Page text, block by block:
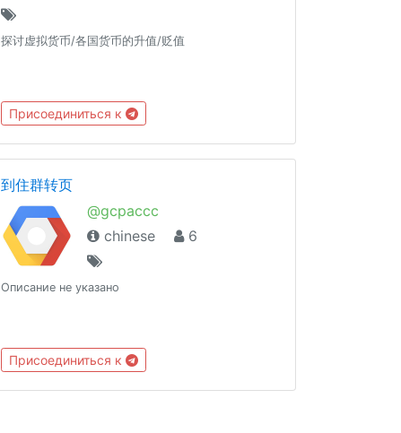
探讨虚拟货币/各国货币的升值/贬值
Присоединиться к
到住群转页
@gcpaccc
chinese
6
Описание не указано
Присоединиться к